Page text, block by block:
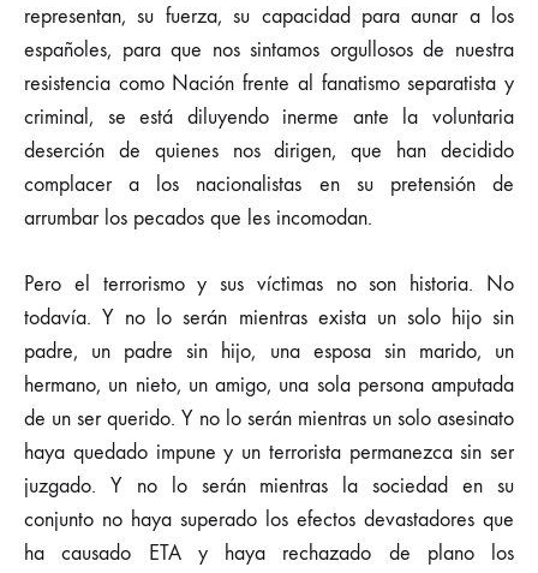
representan, su fuerza, su capacidad para aunar a los
españoles, para que nos sintamos orgullosos de nuestra
resistencia como Nación frente al fanatismo separatista y
criminal, se está diluyendo inerme ante la voluntaria
deserción de quienes nos dirigen, que han decidido
complacer a los nacionalistas en su pretensión de
arrumbar los pecados que les incomodan.
Pero el terrorismo y sus víctimas no son historia. No
todavía. Y no lo serán mientras exista un solo hijo sin
padre, un padre sin hijo, una esposa sin marido, un
hermano, un nieto, un amigo, una sola persona amputada
de un ser querido. Y no lo serán mientras un solo asesinato
haya quedado impune y un terrorista permanezca sin ser
juzgado. Y no lo serán mientras la sociedad en su
conjunto no haya superado los efectos devastadores que
ha causado ETA y haya rechazado de plano los